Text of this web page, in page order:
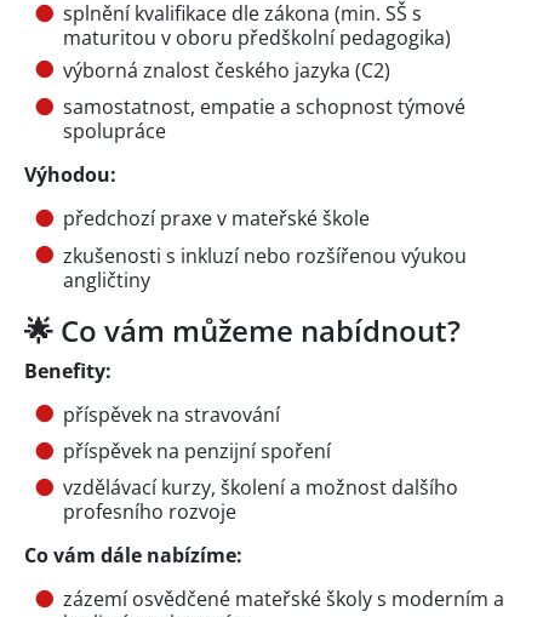
splnění kvalifikace dle zákona (min. SŠ s
maturitou v oboru předškolní pedagogika)
výborná znalost českého jazyka (C2)
samostatnost, empatie a schopnost týmové
spolupráce
Výhodou:
předchozí praxe v mateřské škole
zkušenosti s inkluzí nebo rozšířenou výukou
angličtiny
🌟 Co vám můžeme nabídnout?
Benefity:
příspěvek na stravování
příspěvek na penzijní spoření
vzdělávací kurzy, školení a možnost dalšího
profesního rozvoje
Co vám dále nabízíme:
zázemí osvědčené mateřské školy s moderním a